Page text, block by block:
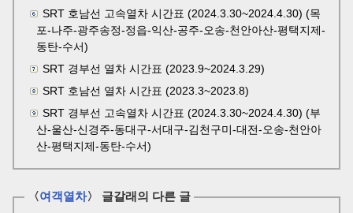
SRT 호남선 고속열차 시간표 (2024.3.30~2024.4.30) (목
포-나주-광주송정-정읍-익산-공주-오송-천안아산-평택지제-
동탄-수서)
SRT 경부선 열차 시간표 (2023.9~2024.3.29)
SRT 호남선 열차 시간표 (2023.3~2023.8)
SRT 경부선 고속열차 시간표 (2024.3.30~2024.4.30) (부
산-울산-신경주-동대구-서대구-김천구미-대전-오송-천안아
산-평택지제-동탄-수서)
〈여객열차〉 글갈래의 다른 글